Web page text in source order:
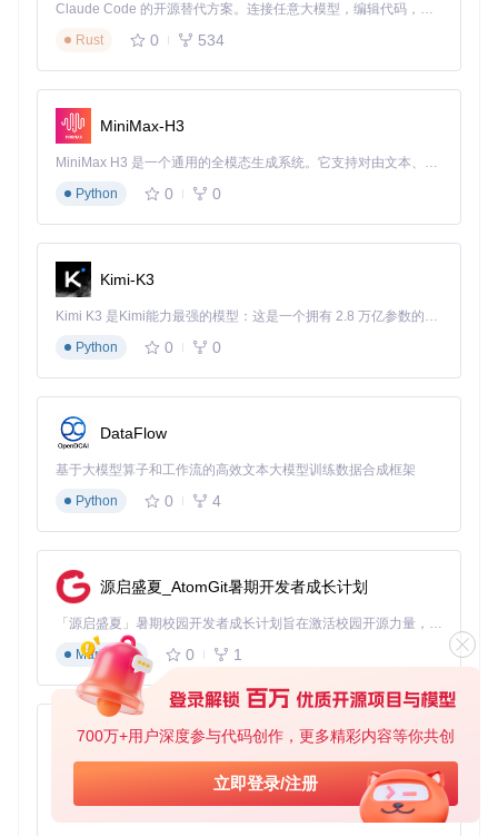
700万+用户深度参与代码创作，更多精彩内容等你共创
立即登录/注册
忽略界面元素变化
文字增强算法：通过边缘检测分离文字与背景，即使在半
透明UI上也能保持95%以上识别率
热词库适配：针对游戏术语建立专属词库，支持玩家自定
义术语对照表
式"滤镜，设置翻译结果自动覆盖显示，字体透明度调整为7
漫画翻译的核心需求是文字提取与重排。工具通过以下步骤实
现自动化处理：
图像分割：使用深度学习模型识别对话框区域，区分文字
消字处理：采用内容感知填充算法去除原有文字，保留背
景纹理
翻译排版：根据原文位置和字体风格，自动匹配目标语言
排版参数
实际应用中，建议将图像分辨率调整至1200dpi以上，对复杂
背景图像启用"精细模式"，并根据漫画风格选择匹配的字体库
（如日漫推荐"华康方圆体"）。
深度拓展：高级应用与性能优化
自定义翻译规则配置
高级用户可通过JSON配置文件创建翻译规则，实现个性化需
Claude Code 的开源替代方案。连接任意大模型，编辑代码，运行命令，自动验证 — 全自动执行。用 Rust 构建，极致性能。 ｜ An open-source alternative to Claude Code. Connect any LLM, edit code, run commands, and verify changes — autonomously. Built in Rust for speed. Get Started
Rust
0 534
MiniMax-H3
MiniMax H3 是一个通用的全模态生成系统。它支持对由文本、图像、视频和音频组成的多模态上下文进行统一理解，并能生成分辨率高达 2K、时长可达 15 秒的带原生立体声音频的视频。得益于面向任务泛化的系统设计，H3 在预训练阶段就已具备广泛的多模态上下文理解与生成能力，能够出色地执行复杂的多模态指令。
Python
0 0
Kimi-K3
Kimi K3 是Kimi能力最强的模型：这是一个拥有 2.8 万亿参数的混合专家（MoE）模型，具备原生视觉理解能力，并支持 100 万 token 的上下文窗口。
Python
0 0
DataFlow
基于大模型算子和工作流的高效文本大模型训练数据合成框架
Python
0 4
源启盛夏_AtomGit暑期开发者成长计划
「源启盛夏」暑期校园开发者成长计划旨在激活校园开源力量，通过积分激励、认证扶持、资源倾斜等形式，引导高校组织和开发者完成「入驻 — 建项目 — 做贡献 — 获认证 — 得资源」的完整闭环。无论你是想带领社团入驻平台的组织者，还是希望用代码贡献证明自己的开发者，都能在这里找到属于你的成长路径。
Markdown
0 1
py-xiaozhi
基于Python的Xiaozhi AI，适用于想要完整Xiaozhi体验而无需拥有专用硬件的用户。
Python
0 1